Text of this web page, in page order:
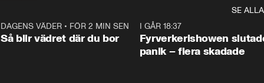
Produkten kan utgöra en hälsofara för den som är allergisk mot
mandel, skriver företaget i ett pressmeddelande.
SE ALLA
1:06
DAGENS VÄDER • FÖR 2 MIN SEN
Så blir vädret där du bor
I GÅR 18:37
Fyrverkerishowen
panik – flera skadade